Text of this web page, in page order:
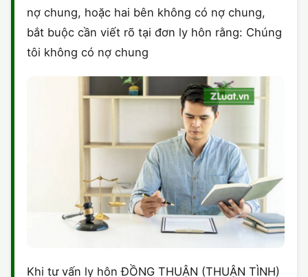
nợ chung, hoặc hai bên không có nợ chung,
bắt buộc cần viết rõ tại đơn ly hôn rằng: Chúng
tôi không có nợ chung
Khi tư vấn ly hôn ĐỒNG THUẬN (THUẬN TÌNH)